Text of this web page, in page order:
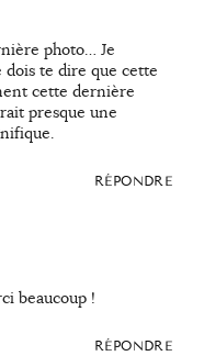
photo… Je
te dire que cette
cette dernière
presque une
RÉPONDRE
beaucoup !
RÉPONDRE